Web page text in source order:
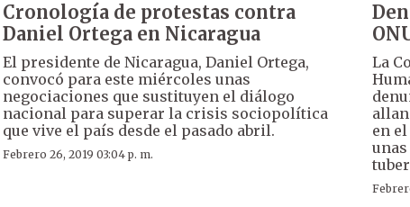
Cronología de protestas contra
Daniel Ortega en Nicaragua
El presidente de Nicaragua, Daniel Ortega,
convocó para este miércoles unas
negociaciones que sustituyen el diálogo
nacional para superar la crisis sociopolítica
que vive el país desde el pasado abril.
Febrero 26, 2019 03:04 p. m.
La
en